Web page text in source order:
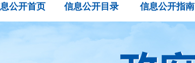
公开首页 信息公开目录 信息公开指南